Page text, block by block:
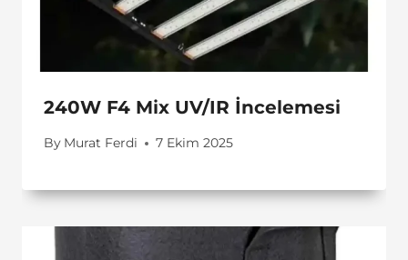
240W F4 Mix UV/IR İncelemesi
By Murat Ferdi 7 Ekim 2025